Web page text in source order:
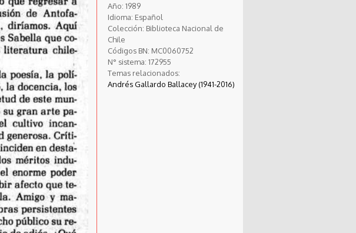
Año: 1989
Idioma: Español
Colección: Biblioteca Nacional de
Chile
Códigos BN: MC0060752
N° sistema: 172955
Temas relacionados:
Andrés Gallardo Ballacey (1941-2016)